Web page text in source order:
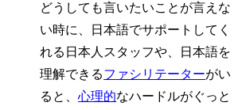
どうしても言いたいことが言えな
い時に、日本語でサポートしてく
れる日本人スタッフや、日本語を
理解できるファシリテーターがい
ると、心理的なハードルがぐっと